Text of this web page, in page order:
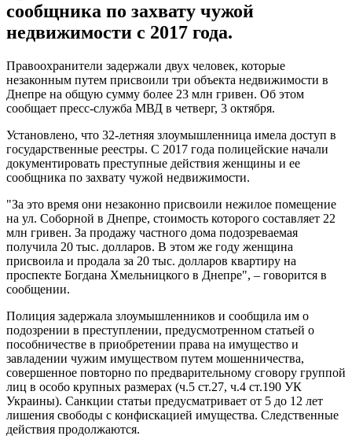
сообщника по захвату чужой
недвижимости с 2017 года.
Правоохранители задержали двух человек, которые
незаконным путем присвоили три объекта недвижимости в
Днепре на общую сумму более 23 млн гривен. Об этом
сообщает пресс-служба МВД в четверг, 3 октября.
Установлено, что 32-летняя злоумышленница имела доступ в
государственные реестры. С 2017 года полицейские начали
документировать преступные действия женщины и ее
сообщника по захвату чужой недвижимости.
"За это время они незаконно присвоили нежилое помещение
на ул. Соборной в Днепре, стоимость которого составляет 22
млн гривен. За продажу частного дома подозреваемая
получила 20 тыс. долларов. В этом же году женщина
присвоила и продала за 20 тыс. долларов квартиру на
проспекте Богдана Хмельницкого в Днепре", – говорится в
сообщении.
Полиция задержала злоумышленников и сообщила им о
подозрении в преступлении, предусмотренном статьей о
пособничестве в приобретении права на имущество и
завладении чужим имуществом путем мошенничества,
совершенное повторно по предварительному сговору группой
лиц в особо крупных размерах (ч.5 ст.27, ч.4 ст.190 УК
Украины). Санкции статьи предусматривает от 5 до 12 лет
лишения свободы с конфискацией имущества. Следственные
действия продолжаются.